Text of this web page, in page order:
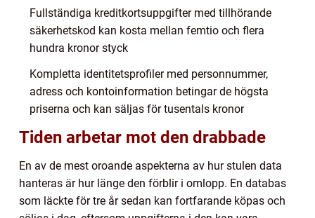
Fullständiga kreditkortsuppgifter med tillhörande
säkerhetskod kan kosta mellan femtio och flera
hundra kronor styck
Kompletta identitetsprofiler med personnummer,
adress och kontoinformation betingar de högsta
priserna och kan säljas för tusentals kronor
Tiden arbetar mot den drabbade
En av de mest oroande aspekterna av hur stulen data
hanteras är hur länge den förblir i omlopp. En databas
som läckte för tre år sedan kan fortfarande köpas och